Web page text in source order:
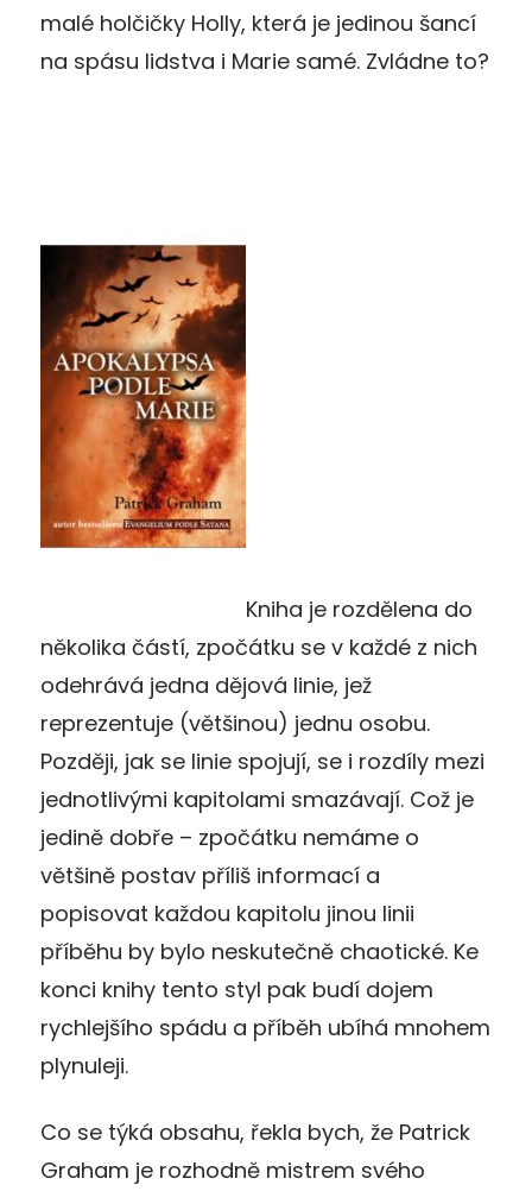
malé holčičky Holly, která je jedinou šancí
na spásu lidstva i Marie samé. Zvládne to?
Kniha je rozdělena do
několika částí, zpočátku se v každé z nich
odehrává jedna dějová linie, jež
reprezentuje (většinou) jednu osobu.
Později, jak se linie spojují, se i rozdíly mezi
jednotlivými kapitolami smazávají. Což je
jedině dobře – zpočátku nemáme o
většině postav příliš informací a
popisovat každou kapitolu jinou linii
příběhu by bylo neskutečně chaotické. Ke
konci knihy tento styl pak budí dojem
rychlejšího spádu a příběh ubíhá mnohem
plynuleji.
Co se týká obsahu, řekla bych, že Patrick
Graham je rozhodně mistrem svého